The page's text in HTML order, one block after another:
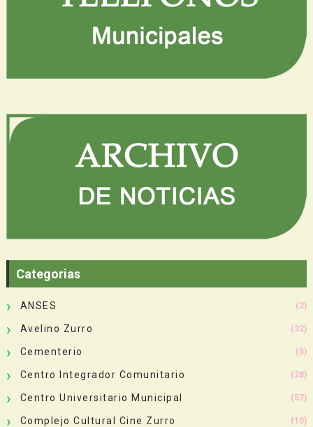
Categorias
ANSES (2)
Avelino Zurro (32)
Cementerio (5)
Centro Integrador Comunitario (28)
Centro Universitario Municipal (57)
Complejo Cultural Cine Zurro (10)